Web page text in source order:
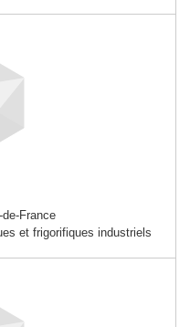
France
et frigorifiques industriels